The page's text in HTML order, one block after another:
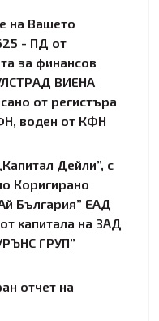
на Вашето
- ПД от
за финансов
ВИЕНА
от регистъра
воден от КФН
Дейли”, с
Коригирано
България” EAД
капитала на ЗАД
ГРУП”
отчет на